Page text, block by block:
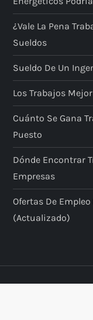
¿Vale La Pena
Sueldos
Sueldo De Un
Los Trabajos
Cuánto Se Gana
Puesto
Dónde Encontrar
Empresas
Ofertas De
(actualizado)